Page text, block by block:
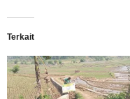
Terkait